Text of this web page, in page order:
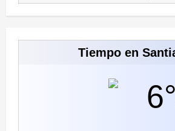
Tiempo en
6°